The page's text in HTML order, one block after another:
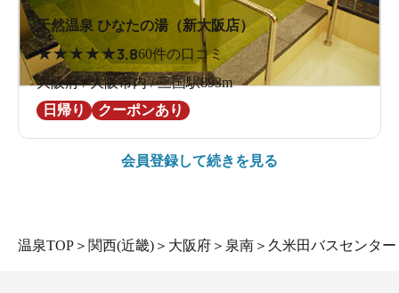
天然温泉 ひなたの湯（新大阪店）
★★★★★3.860件の口コミ
大阪府 / 大阪市内 / 三国駅893m
日帰り
クーポンあり
会員登録して続きを見る
温泉TOP ＞ 関西(近畿) ＞ 大阪府 ＞ 泉南 ＞ 久米田バスセンター